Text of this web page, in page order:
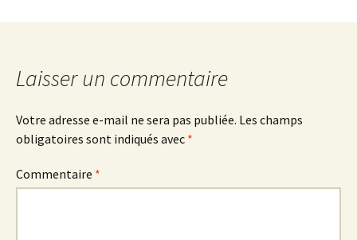
Laisser un commentaire
Votre adresse e-mail ne sera pas publiée. Les champs
obligatoires sont indiqués avec *
Commentaire *